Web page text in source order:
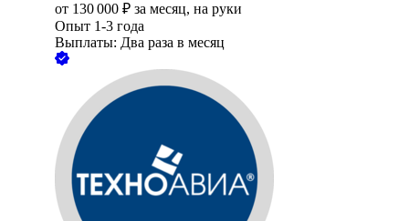
от 130 000 ₽ за месяц, на руки
Опыт 1-3 года
Выплаты: Два раза в месяц